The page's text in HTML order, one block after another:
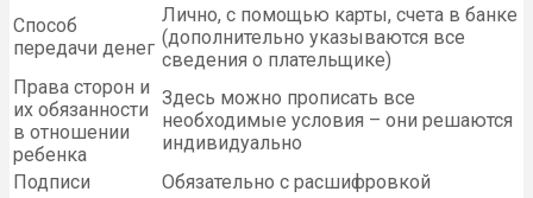
Способ
передачи денег
Лично, с помощью карты, счета в банке
(дополнительно указываются все
сведения о плательщике)
Права сторон и
их обязанности
в отношении
ребенка
Здесь можно прописать все
необходимые условия – они решаются
индивидуально
Подписи
Обязательно с расшифровкой